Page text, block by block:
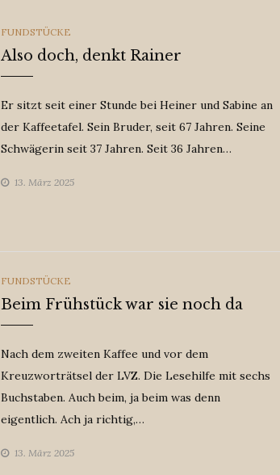
CATEGORIES
FUNDSTÜCKE
Also doch, denkt Rainer
Er sitzt seit einer Stunde bei Heiner und Sabine an
der Kaffeetafel. Sein Bruder, seit 67 Jahren. Seine
Schwägerin seit 37 Jahren. Seit 36 Jahren…
13. März 2025
CATEGORIES
FUNDSTÜCKE
Beim Frühstück war sie noch da
Nach dem zweiten Kaffee und vor dem
Kreuzworträtsel der LVZ. Die Lesehilfe mit sechs
Buchstaben. Auch beim, ja beim was denn
eigentlich. Ach ja richtig,…
13. März 2025